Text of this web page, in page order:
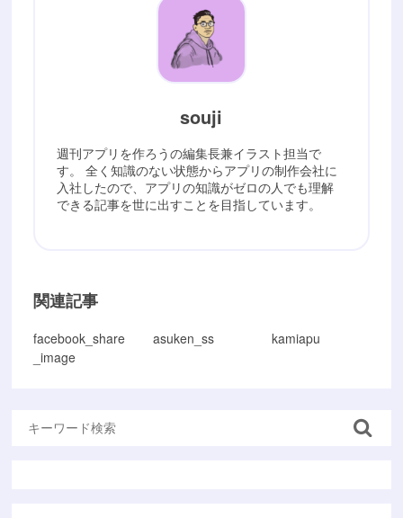
souji
週刊アプリを作ろうの編集長兼イラスト担当で
す。 全く知識のない状態からアプリの制作会社に
入社したので、アプリの知識がゼロの人でも理解
できる記事を世に出すことを目指しています。
関連記事
facebook_share
_image
asuken_ss kamiapu